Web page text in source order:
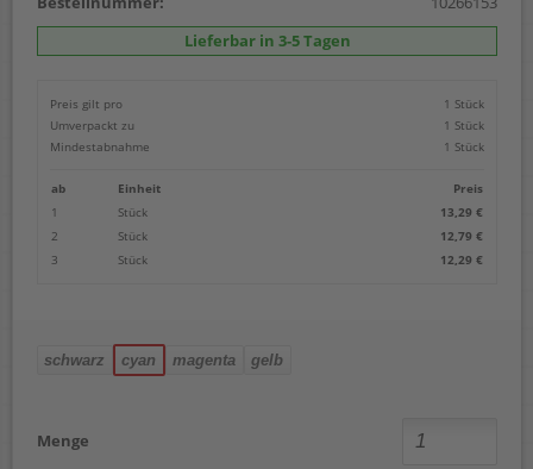
Lieferbar in 3-5 Tagen
Preis gilt pro
1 Stück
Umverpackt zu
1 Stück
Mindestabnahme
1 Stück
ab Einheit
Preis
1
Stück
13,29 €
2
Stück
12,79 €
3
Stück 12,29 €
schwarz cyan magenta gelb
Menge